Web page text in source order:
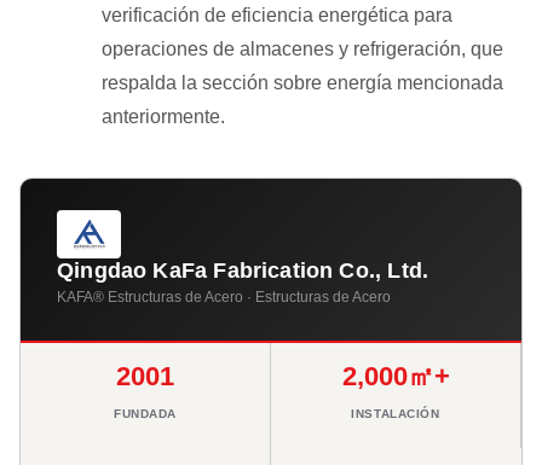
verificación de eficiencia energética para
operaciones de almacenes y refrigeración, que
respalda la sección sobre energía mencionada
anteriormente.
Qingdao KaFa Fabrication Co., Ltd.
KAFA® Estructuras de Acero · Estructuras de Acero
2001
FUNDADA
2,000㎡+
INSTALACIÓN